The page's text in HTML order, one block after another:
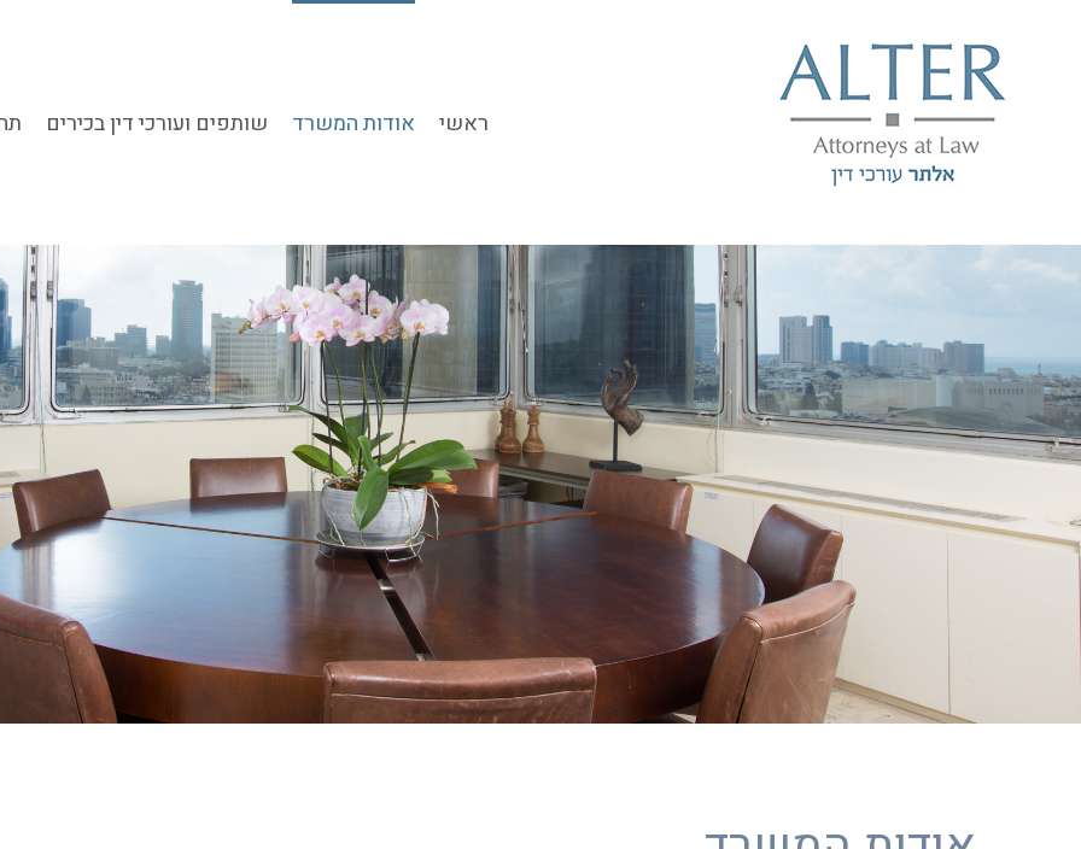
ראשי אודות המשרד שותפים ועורכי דין בכירים